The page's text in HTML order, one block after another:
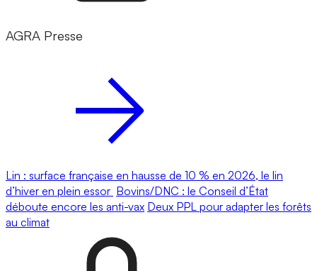
AGRA Presse
Lin : surface française en hausse de 10 % en 2026, le lin
d’hiver en plein essor Bovins/DNC : le Conseil d’État
déboute encore les anti-vax Deux PPL pour adapter les forêts
au climat